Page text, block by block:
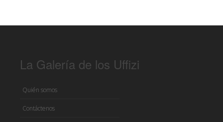
La Galería de los Uffizi
Quién somos
Contáctenos